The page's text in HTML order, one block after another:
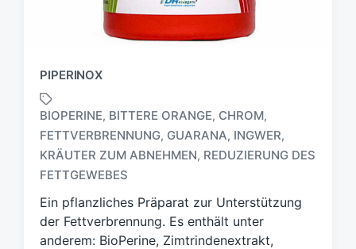
PIPERINOX
c
h
l
g
w
BIOPERINE, BITTERE ORANGE, CHROM,
FETTVERBRENNUNG, GUARANA, INGWER,
KRÄUTER ZUM ABNEHMEN, REDUZIERUNG DES
FETTGEWEBES
Ein pflanzliches Präparat zur Unterstützung
der Fettverbrennung. Es enthält unter
anderem: BioPerine, Zimtrindenextrakt,